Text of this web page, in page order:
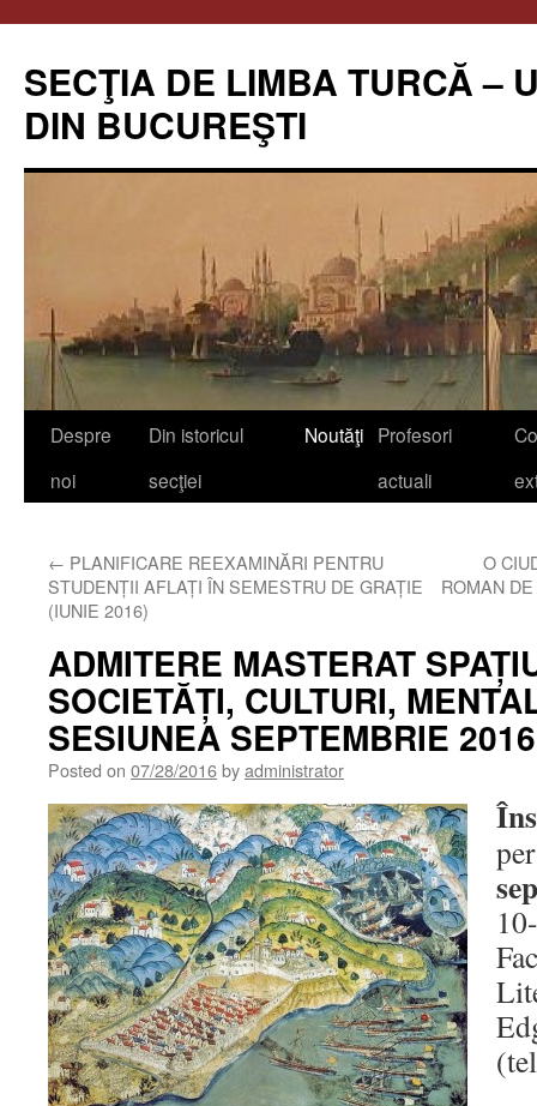
content
SECŢIA DE LIMBA TURCĂ –
DIN BUCUREŞTI
Despre
noi
Din istoricul
secţiei
Noutăţi Profesori
actuali
← PLANIFICARE REEXAMINĂRI PENTRU
STUDENȚII AFLAȚI ÎN SEMESTRU DE GRAȚIE
(IUNIE 2016)
O
ROMAN
ADMITERE MASTERAT
SOCIETĂȚI, CULTURI,
SESIUNEA SEPTEMBRIE 2016
Posted on 07/28/2016byadministrator